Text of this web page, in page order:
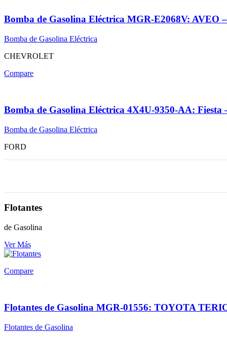
Bomba de Gasolina Eléctrica MGR-E2068V:
Bomba de Gasolina Eléctrica
CHEVROLET
Compare
Bomba de Gasolina Eléctrica 4X4U-9350-AA:
Bomba de Gasolina Eléctrica
FORD
Flotantes
de Gasolina
Ver Más
Compare
Flotantes de Gasolina MGR-01556: TOYOTA
Flotantes de Gasolina